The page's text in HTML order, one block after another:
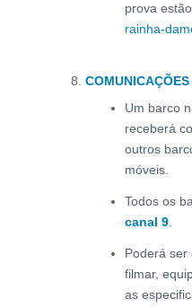
prova
rainha-
Um barco
receberá
outros
móveis.
Todos os
canal 9
Poderá ser
filmar,
as